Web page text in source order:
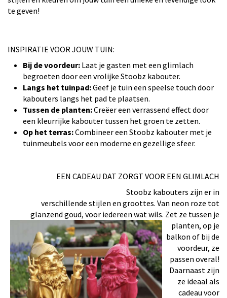
te geven!
INSPIRATIE VOOR JOUW TUIN:
Bij de voordeur: Laat je gasten met een glimlach
begroeten door een vrolijke Stoobz kabouter.
Langs het tuinpad:Geef je tuin een speelse touch door
kabouters langs het pad te plaatsen.
Tussen de planten:Creëer een verrassend effect door
een kleurrijke kabouter tussen het groen te zetten.
Op het terras:Combineer een Stoobz kabouter met je
tuinmeubels voor een moderne en gezellige sfeer.
EEN CADEAU DAT ZORGT VOOR EEN GLIMLACH
Stoobz kabouters zijn er in
verschillende stijlen en groottes. Van neon roze tot
glanzend goud, voor iedereen wat wils. Zet ze tussen je
planten, op je
balkon of bij de
voordeur, ze
passen overal!
Daarnaast zijn
ze ideaal als
cadeau voor